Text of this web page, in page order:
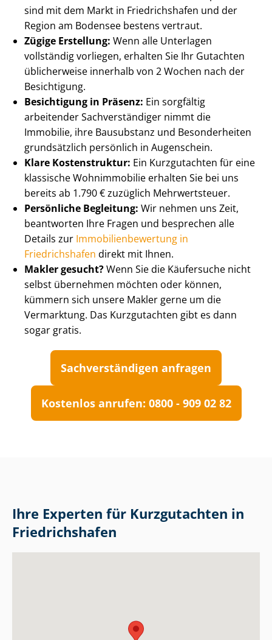
sind mit dem Markt in Friedrichshafen und der
Region am Bodensee bestens vertraut.
Zügige Erstellung: Wenn alle Unterlagen
vollständig vorliegen, erhalten Sie Ihr Gutachten
üblicherweise innerhalb von 2 Wochen nach der
Besichtigung.
Besichtigung in Präsenz: Ein sorgfältig
arbeitender Sach­ver­stän­di­ger nimmt die
Immobilie, ihre Bausubstanz und Besonderheiten
grundsätzlich persönlich in Augenschein.
Klare Kostenstruktur: Ein Kurzgutachten für eine
klassische Wohnimmobilie erhalten Sie bei uns
bereits ab 1.790 € zuzüglich Mehrwertsteuer.
Persönliche Begleitung: Wir nehmen uns Zeit,
beantworten Ihre Fragen und besprechen alle
Details zur Im­mo­bi­li­en­be­wer­tung in
Friedrichshafen direkt mit Ihnen.
Makler gesucht?Wenn Sie die Käufersuche nicht
selbst übernehmen möchten oder können,
kümmern sich unsere Makler gerne um die
Vermarktung. Das Kurzgutachten gibt es dann
sogar gratis.
Sach­ver­stän­di­gen anfragen
Kostenlos anrufen: 0800 - 909 02 82
Ihre Experten für Kurzgutachten in
Friedrichshafen